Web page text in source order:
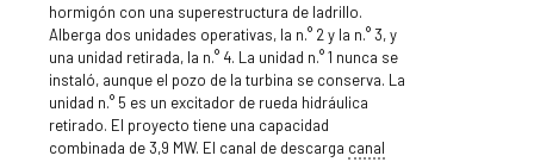
hormigón con una superestructura de ladrillo.
Alberga dos unidades operativas, la n.° 2 y la n.° 3, y
una unidad retirada, la n.° 4. La unidad n.° 1 nunca se
instaló, aunque el pozo de la turbina se conserva. La
unidad n.° 5 es un excitador de rueda hidráulica
retirado. El proyecto tiene una capacidad
combinada de 3,9 MW. El canal de descarga canal